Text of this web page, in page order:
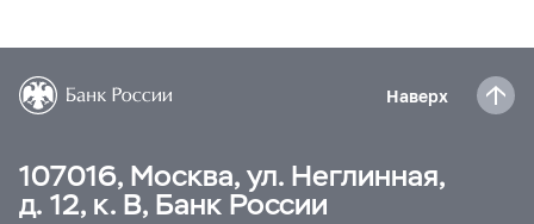
Наверх
107016, Москва, ул. Неглинная,
д. 12, к. В, Банк России